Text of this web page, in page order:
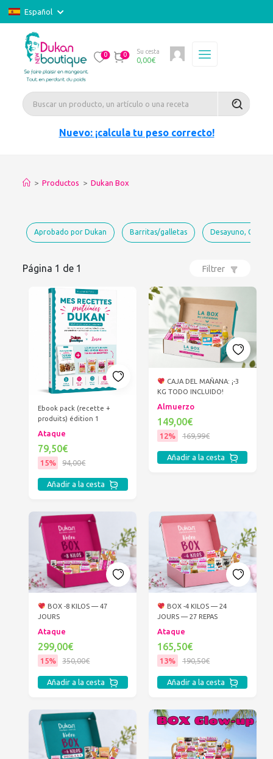
Español
0 0 Su cesta
0,00€
Nuevo: ¡calcula tu peso correcto!
> Productos > Dukan Box
Aprobado por Dukan Barritas/galletas Desayuno,
Página 1 de 1 Filtrer
Ebook pack (recette +
produits) édition 1
Ataque
79,50€
15% 94,00€
Añadir a la cesta
CAJA DEL MAÑANA: ¡-3
KG TODO INCLUIDO!
Almuerzo
149,00€
12% 169,99€
Añadir a la cesta
BOX -8 KILOS — 47
JOURS
Ataque
299,00€
15% 350,00€
Añadir a la cesta
BOX -4 KILOS — 24
JOURS — 27 REPAS
Ataque
165,50€
13% 190,50€
Añadir a la cesta